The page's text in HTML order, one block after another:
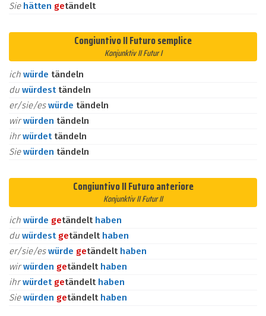
Sie hätten getändelt
Congiuntivo II Futuro semplice
Konjunktiv II Futur I
ich würde tändeln
du würdest tändeln
er/sie/eswürde tändeln
wirwürden tändeln
ihrwürdet tändeln
Siewürden tändeln
Congiuntivo II Futuro anteriore
Konjunktiv II Futur II
ich würde getändelt haben
du würdest getändelt haben
er/sie/eswürde getändelt haben
wirwürden getändelt haben
ihrwürdet getändelt haben
Siewürden getändelt haben